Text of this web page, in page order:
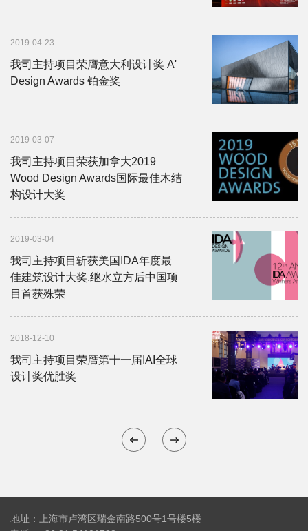
2019-04-23
我司主持项目荣膺意大利设计奖 A'
Design Awards 铂金奖
2019-03-07
我司主持项目荣获加拿大2019
Wood Design Awards国际最佳木结
构设计大奖
2019-03-04
我司主持项目斩获美国IDA年度最
佳建筑设计大奖,继水立方后中国项
目首获殊荣
2018-12-10
我司主持项目荣膺第十一届IAI全球
设计奖优胜奖
地址：上海市卢湾区瑞金南路500号1号楼5楼